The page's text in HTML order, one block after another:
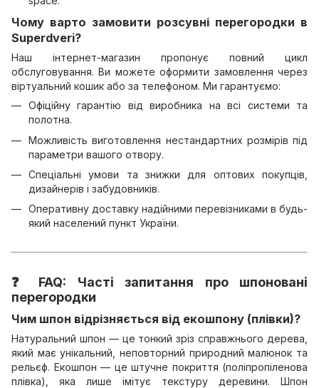
Чому варто замовити розсувні перегородки в
Superdveri?
Наш інтернет-магазин пропонує повний цикл
обслуговування. Ви можете оформити замовлення через
віртуальний кошик або за телефоном. Ми гарантуємо:
Офіційну гарантію від виробника на всі системи та
полотна.
Можливість виготовлення нестандартних розмірів під
параметри вашого отвору.
Спеціальні умови та знижки для оптових покупців,
дизайнерів і забудовників.
Оперативну доставку надійними перевізниками в будь-
який населений пункт України.
❓ FAQ: Часті запитання про шпоновані
перегородки
Чим шпон відрізняється від екошпону (плівки)?
Натуральний шпон — це тонкий зріз справжнього дерева,
який має унікальний, неповторний природний малюнок та
рельєф. Екошпон — це штучне покриття (поліпропіленова
плівка), яка лише імітує текстуру деревини. Шпон